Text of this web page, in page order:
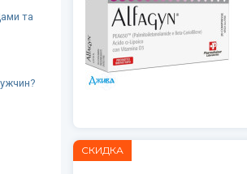
та
СКИДКА